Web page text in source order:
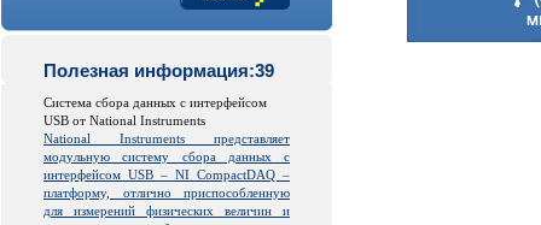
Полезная информация:39
Система сбора данных с интерфейсом
USB от National Instruments
National Instruments представляет
модульную систему сбора данных с
интерфейсом USB – NI CompactDAQ –
платформу, отлично приспособленную
для измерений физических величин и